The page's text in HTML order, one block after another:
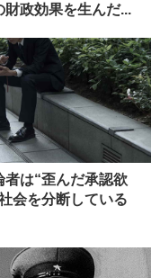
財政効果を生んだ...
者は“歪んだ承認欲
会を分断している